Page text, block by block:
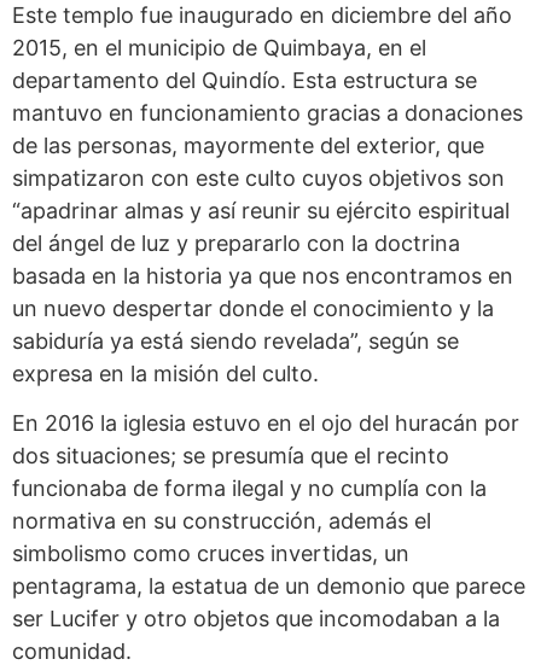
Este templo fue inaugurado en diciembre del año
2015, en el municipio de Quimbaya, en el
departamento del Quindío. Esta estructura se
mantuvo en funcionamiento gracias a donaciones
de las personas, mayormente del exterior, que
simpatizaron con este culto cuyos objetivos son
“apadrinar almas y así reunir su ejército espiritual
del ángel de luz y prepararlo con la doctrina
basada en la historia ya que nos encontramos en
un nuevo despertar donde el conocimiento y la
sabiduría ya está siendo revelada”, según se
expresa en la misión del culto.
En 2016 la iglesia estuvo en el ojo del huracán por
dos situaciones; se presumía que el recinto
funcionaba de forma ilegal y no cumplía con la
normativa en su construcción, además el
simbolismo como cruces invertidas, un
pentagrama, la estatua de un demonio que parece
ser Lucifer y otro objetos que incomodaban a la
comunidad.